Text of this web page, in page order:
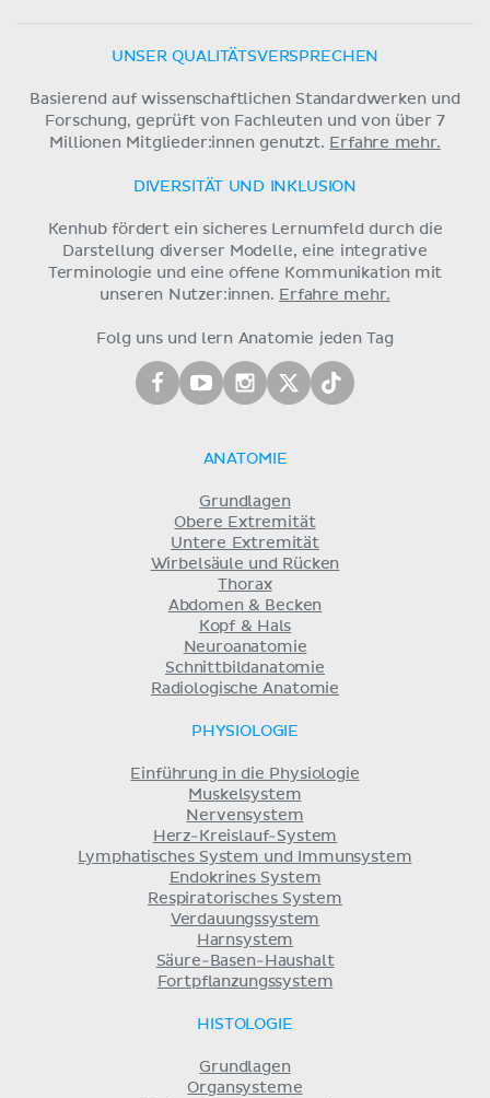
UNSER QUALITÄTSVERSPRECHEN
Basierend auf wissenschaftlichen Standardwerken und
Forschung, geprüft von Fachleuten und von über 7
Millionen Mitglieder:innen genutzt. Erfahre mehr.
DIVERSITÄT UND INKLUSION
Kenhub fördert ein sicheres Lernumfeld durch die
Darstellung diverser Modelle, eine integrative
Terminologie und eine offene Kommunikation mit
unseren Nutzer:innen. Erfahre mehr.
Folg uns und lern Anatomie jeden Tag
ANATOMIE
Grundlagen
Obere Extremität
Untere Extremität
Wirbelsäule und Rücken
Thorax
Abdomen & Becken
Kopf & Hals
Neuroanatomie
Schnittbildanatomie
Radiologische Anatomie
PHYSIOLOGIE
Einführung in die Physiologie
Muskelsystem
Nervensystem
Herz-Kreislauf-System
Lymphatisches System und Immunsystem
Endokrines System
Respiratorisches System
Verdauungssystem
Harnsystem
Säure-Basen-Haushalt
Fortpflanzungssystem
HISTOLOGIE
Grundlagen
Organsysteme